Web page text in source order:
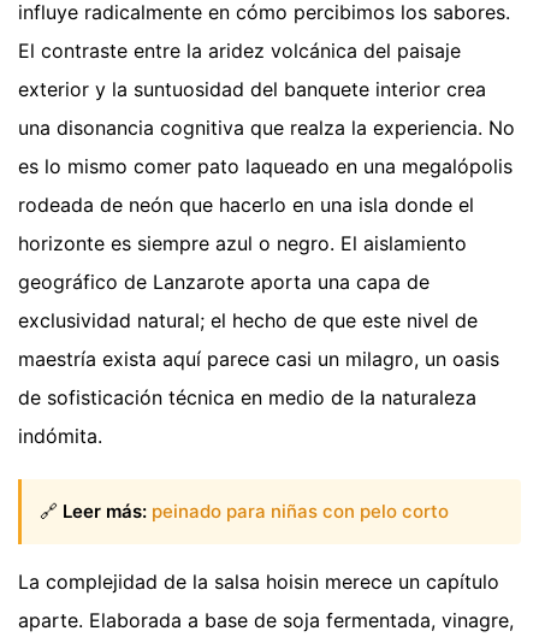
influye radicalmente en cómo percibimos los sabores.
El contraste entre la aridez volcánica del paisaje
exterior y la suntuosidad del banquete interior crea
una disonancia cognitiva que realza la experiencia. No
es lo mismo comer pato laqueado en una megalópolis
rodeada de neón que hacerlo en una isla donde el
horizonte es siempre azul o negro. El aislamiento
geográfico de Lanzarote aporta una capa de
exclusividad natural; el hecho de que este nivel de
maestría exista aquí parece casi un milagro, un oasis
de sofisticación técnica en medio de la naturaleza
indómita.
🔗 Leer más: peinado para niñas con pelo corto
La complejidad de la salsa hoisin merece un capítulo
aparte. Elaborada a base de soja fermentada, vinagre,